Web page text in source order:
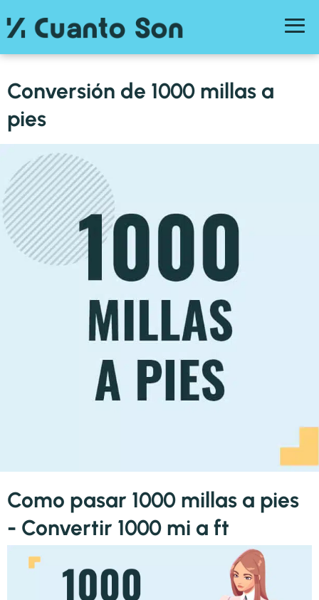
Conversión de 1000 millas a
pies
Como pasar 1000 millas a pies
- Convertir 1000 mi a ft